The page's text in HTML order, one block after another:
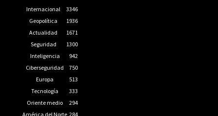
Internacional
3346
Geopolítica
1936
Actualidad
1671
Seguridad
1300
Inteligencia
942
Ciberseguridad
750
Europa
513
Tecnología
333
Oriente medio
294
América del Norte 284